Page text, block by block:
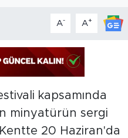
A- A+
kapsamında
minyatürün sergi
20 Haziran'da